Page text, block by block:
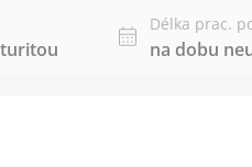
Délka prac.
na dobu